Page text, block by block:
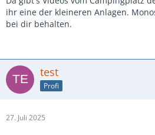
ihr eine der kleineren Anlagen.
bei dir behalten.
test
Profi
27. Juli 2025